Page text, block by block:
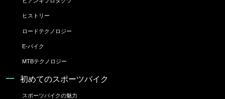
ヒストリー
ロードテクノロジー
E-バイク
MTBテクノロジー
初めてのスポーツバイク
スポーツバイクの魅力